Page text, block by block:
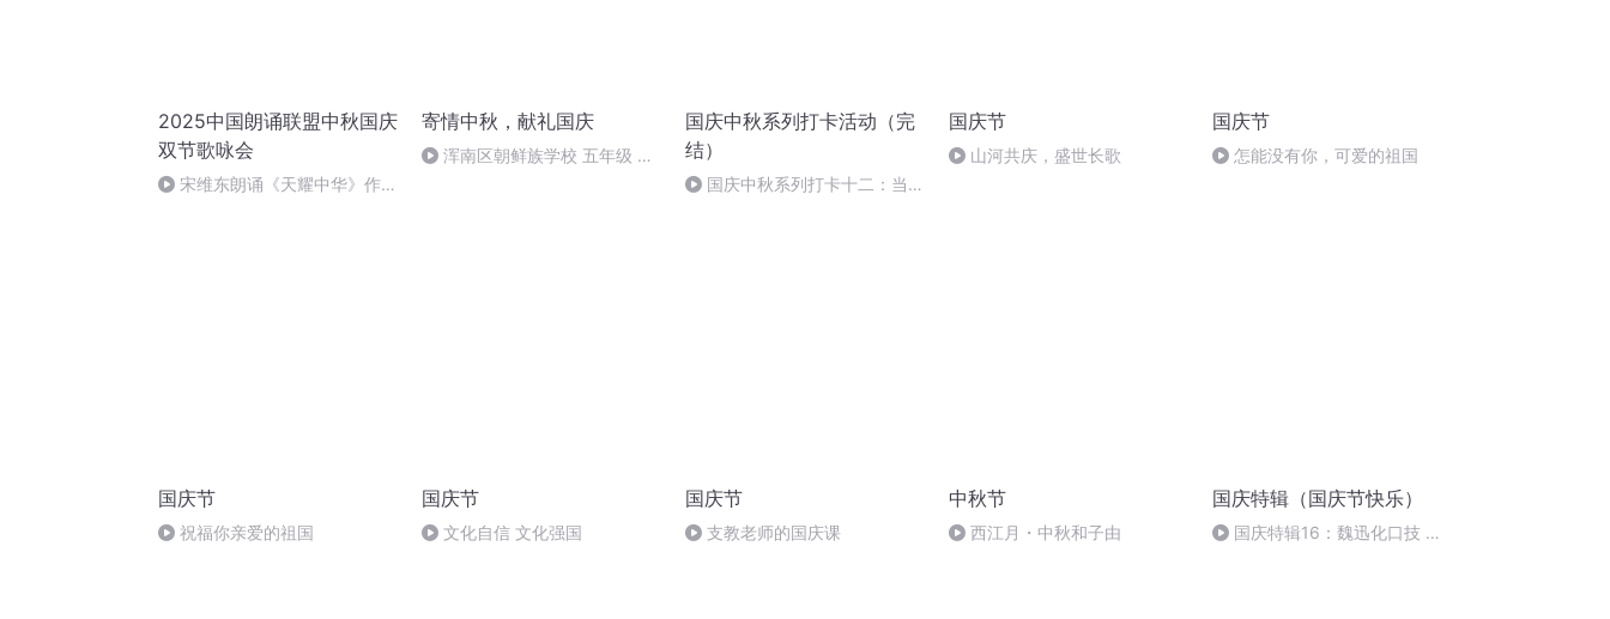
2025中国朗诵联盟中秋国庆
双节歌咏会
宋维东朗诵《天耀中华》作
寄情中秋，献礼国庆
浑南区朝鲜族学校 五年级 孙
国庆中秋系列打卡活动（完
结）
国庆中秋系列打卡十二：当阳
国庆节
山河共庆，盛世长歌
国庆节
怎能没有你，可爱的祖国
国庆节
祝福你亲爱的祖国
国庆节
文化自信 文化强国
国庆节
支教老师的国庆课
中秋节
西江月・中秋和子由
国庆特辑（国庆节快乐）
国庆特辑16：魏迅化口技 二